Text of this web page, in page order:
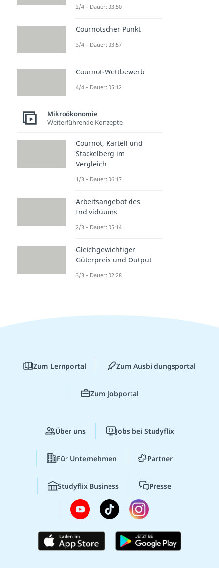
2/4 – Dauer: 03:50
Cournotscher Punkt
3/4 – Dauer: 03:57
Cournot-Wettbewerb
4/4 – Dauer: 05:12
Mikroökonomie
Weiterführende Konzepte
Cournot, Kartell und
Stackelberg im
Vergleich
1/3 – Dauer: 06:17
Arbeitsangebot des
Individuums
2/3 – Dauer: 05:14
Gleichgewichtiger
Güterpreis und Output
3/3 – Dauer: 02:28
Zum Lernportal Zum Ausbildungsportal
Zum Jobportal
Über uns Jobs bei Studyflix
Für Unternehmen Partner
Studyflix Business Presse